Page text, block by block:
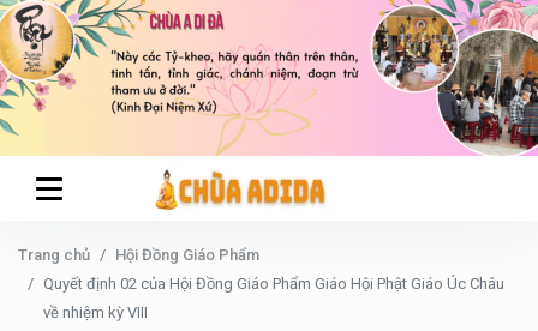
Trang chủ
Hội Đồng Giáo Phẩm
Quyết định 02 của Hội Đồng Giáo Phẩm Giáo Hội Phật Giáo Úc Châu
về nhiệm kỳ VIII